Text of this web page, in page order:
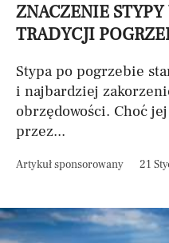
ZNACZENIE
TRADYCJI
Stypa po pogrzebie
i najbardziej
obrzędowości. Choć
przez...
Artykuł sponsorowany 21